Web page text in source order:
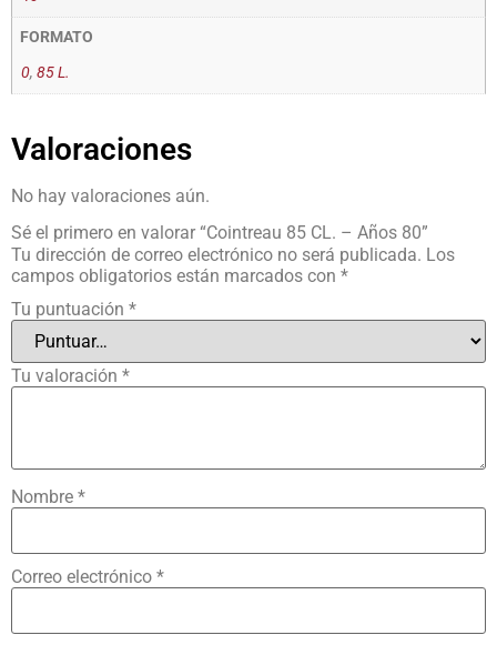
FORMATO
0, 85 L.
Valoraciones
No hay valoraciones aún.
Sé el primero en valorar “Cointreau 85 CL. – Años 80”
Tu dirección de correo electrónico no será publicada. Los
campos obligatorios están marcados con *
Tu puntuación *
Tu valoración *
Nombre *
Correo electrónico *